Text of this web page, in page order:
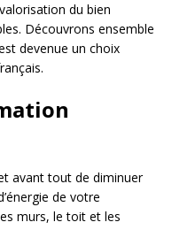
du bien
Découvrons ensemble
devenue un choix
avant tout de diminuer
de votre
murs, le toit et les